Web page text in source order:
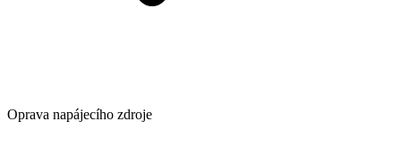
Oprava napájecího zdroje